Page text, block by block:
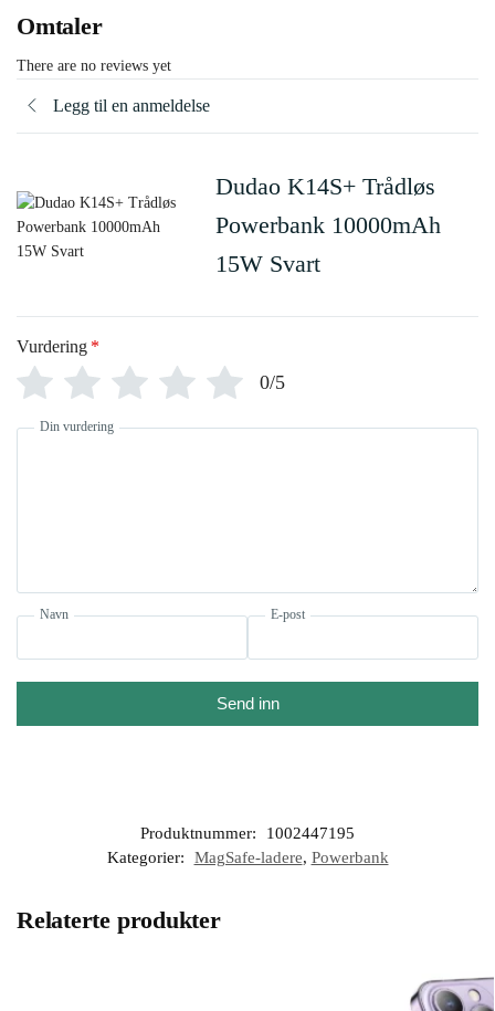
Omtaler
There are no reviews yet
Legg til en anmeldelse
Dudao K14S+ Trådløs
Powerbank 10000mAh
15W Svart
Vurdering *
0/5
Din vurdering
Navn E-post
Send inn
Produktnummer:
1002447195
Kategorier:
MagSafe-ladere, Powerbank
Relaterte produkter